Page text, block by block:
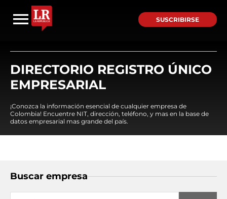
SUSCRIBIRSE
DIRECTORIO REGISTRO ÚNICO
EMPRESARIAL
¡Conozca la información esencial de cualquier empresa de
Colombia! Encuentre NIT, dirección, teléfono, y mas en la base de
datos empresarial mas grande del país.
Buscar empresa